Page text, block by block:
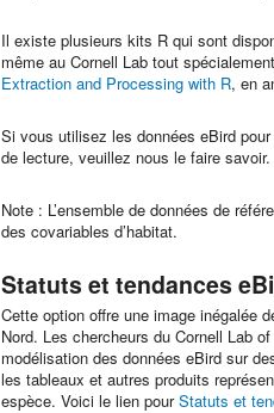
Il existe plusieurs kits R qui sont
même au Cornell Lab tout
Extraction and Processing with R, en
Si vous utilisez les données eBird
de lecture, veuillez nous le faire savoir.
Note : L’ensemble de données de
des covariables d’habitat.
Statuts et tendances
Cette option offre une image inégalée
Nord. Les chercheurs du Cornell Lab
modélisation des données eBird sur
les tableaux et autres produits
espèce. Voici le lien pourStatuts et